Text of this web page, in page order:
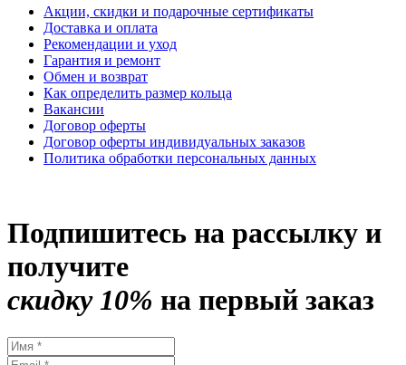
Акции, скидки и подарочные сертификаты
Доставка и оплата
Рекомендации и уход
Гарантия и ремонт
Обмен и возврат
Как определить размер кольца
Вакансии
Договор оферты
Договор оферты индивидуальных заказов
Политика обработки персональных данных
Подпишитесь на рассылку и
получите
скидку 10% на первый заказ